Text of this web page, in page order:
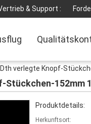
& Support :
verlegte Knopf-
152mm
Produktdetails:
Herkunftsort: